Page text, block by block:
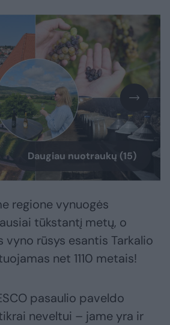
Daugiau nuotraukų (15)
regione vynuogės
tūkstantį metų, o
vyno rūsys esantis Tarkalio
net 1110 metais!
pasaulio paveldo
neveltui – jame yra ir